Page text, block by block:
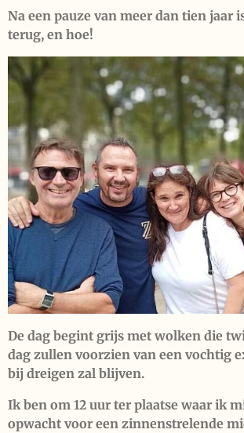
Na een pauze van meer dan tien jaar
terug, en hoe!
De dag begint grijs met wolken die
dag zullen voorzien van een vochtig
bij dreigen zal blijven.
Ik ben om 12 uur ter plaatse waar ik
opwacht voor een zinnenstrelende